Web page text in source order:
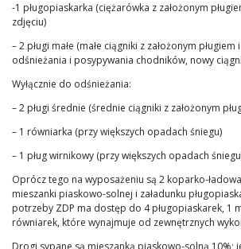
-1 pługopiaskarka (ciężarówka z założonym
zdjęciu)
– 2 pługi małe (małe ciągniki z założonym
odśnieżania i posypywania chodników, nowy
Wyłącznie do odśnieżania:
– 2 pługi średnie (średnie ciągniki z założonym
– 1 równiarka (przy większych opadach śniegu)
– 1 pług wirnikowy (przy większych opadach
Oprócz tego na wyposażeniu są 2 koparko-
mieszanki piaskowo-solnej i załadunku
potrzeby ZDP ma dostęp do 4 pługopiaskarek, 1
równiarek, które wynajmuje od zewnętrznych
Drogi sypane są mieszanką piaskowo-solną 10%;